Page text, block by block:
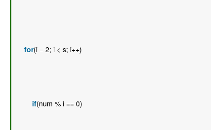
for(i = 2; i < s; i++)
if(num % i == 0)